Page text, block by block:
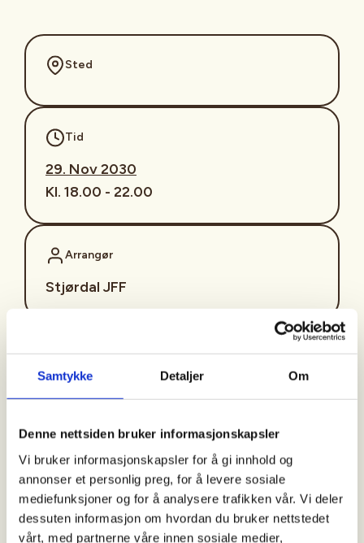
Samtykke Detaljer Om
Denne nettsiden bruker informasjonskapsler
Vi bruker informasjonskapsler for å gi innhold og
annonser et personlig preg, for å levere sosiale
mediefunksjoner og for å analysere trafikken vår. Vi deler
dessuten informasjon om hvordan du bruker nettstedet
vårt, med partnerne våre innen sosiale medier,
Sted
Tid
29. Nov 2030
Kl. 18.00 - 22.00
Arrangør
Stjørdal JFF
sjffung@outlook.com
Fast fredagsmøte i
Ungdomsutvalget SJFF
(SJFFU)